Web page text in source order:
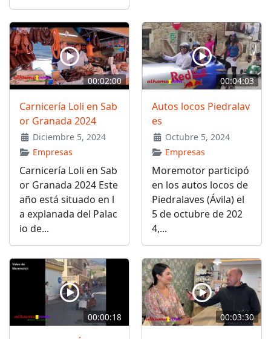
00:02:00
Carnicería Loli en Sab
or Granada 2024
Diciembre 5, 2024
Empresas
Carnicería Loli en Sab
or Granada 2024 Este
año está situado en l
a explanada del Palac
io de...
00:04:03
Autos locos Piedralav
es
Octubre 5, 2024
Empresas
Moremotor participó
en los autos locos de
Piedralaves (Ávila) el
5 de octubre de 202
4,...
00:00:18 00:03:30